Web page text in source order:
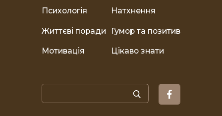
Психологія Натхнення
Життєві поради Гумор та позитив
Мотивація Цікаво знати